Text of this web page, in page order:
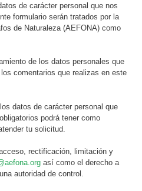
de carácter personal que nos
formulario serán tratados por la
de Naturaleza (AEFONA) como
de los datos personales que
comentarios que realizas en este
datos de carácter personal que
podrá tener como
tu solicitud.
rectificación, limitación y
así como el derecho a
autoridad de control.